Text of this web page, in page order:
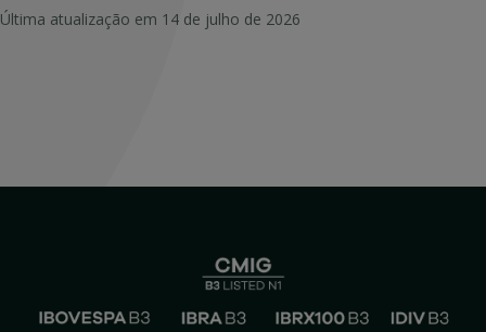
Última atualização em 14 de julho de 2026